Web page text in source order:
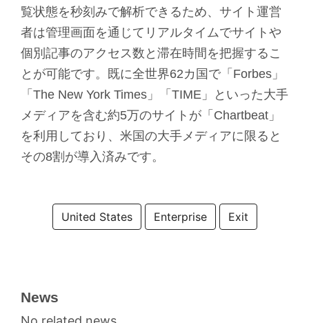
覧状態を秒刻みで解析できるため、サイト運営
者は管理画面を通じてリアルタイムでサイトや
個別記事のアクセス数と滞在時間を把握するこ
とが可能です。既に全世界62カ国で「Forbes」
「The New York Times」「TIME」といった大手
メディアを含む約5万のサイトが「Chartbeat」
を利用しており、米国の大手メディアに限ると
その8割が導入済みです。
United States Enterprise Exit
News